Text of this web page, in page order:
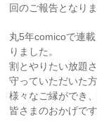
回のご報告となり
丸5年comicoで連
りました。
割とやりたい放題
守っていただいた
様々なご縁ができ
皆さまのおかげです